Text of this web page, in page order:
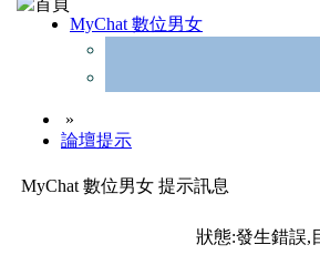
MyChat 數位男女
»
論壇提示
MyChat 數位男女 提示訊息
狀態:發生錯誤,